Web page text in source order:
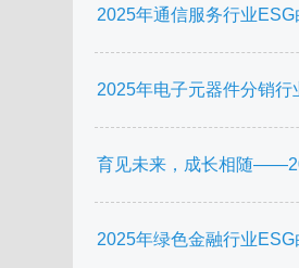
2025年通信服务行业ESG
2025年电子元器件分销行
育见未来，成长相随
2025年绿色金融行业ESG